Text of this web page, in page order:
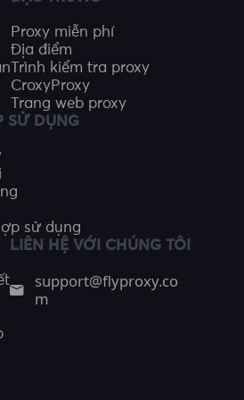
Proxy miễn phí
Địa điểm
Trình kiểm tra proxy
CroxyProxy
Trang web proxy
SỬ DỤNG
sử dụng
LIÊN HỆ VỚI CHÚNG TÔI
support@flyproxy.co
m